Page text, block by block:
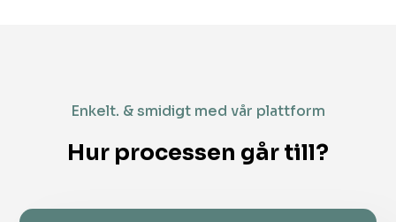
Enkelt. & smidigt med vår plattform
Hur processen går till?